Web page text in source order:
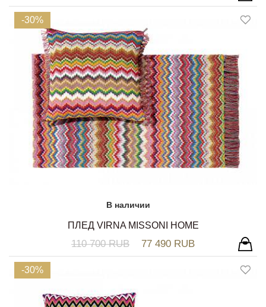
-30%
В наличии
ПЛЕД VIRNA MISSONI HOME
110 700 RUB 77 490 RUB
-30%